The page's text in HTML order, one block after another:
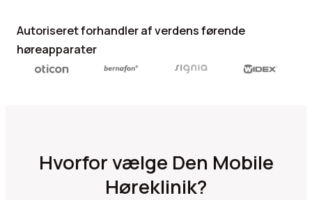
Autoriseret forhandler af verdens førende
høreapparater
Hvorfor vælge Den Mobile
Høreklinik?